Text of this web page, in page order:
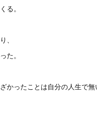
る。
、
た。
かったことは自分の人生で無